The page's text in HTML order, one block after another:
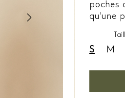
poches
qu'une
S M